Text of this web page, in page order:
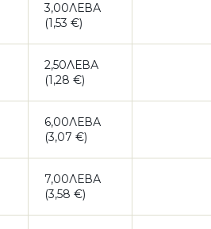
3,00ЛЕВА
(1,53 €)
2,50ЛЕВА
(1,28 €)
6,00ЛЕВА
(3,07 €)
7,00ЛЕВА
(3,58 €)